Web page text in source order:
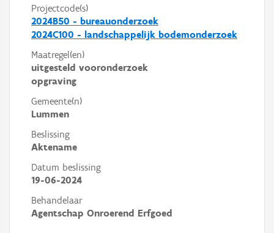
Projectcode(s)
2024B50 - bureauonderzoek
2024C100 - landschappelijk bodemonderzoek
Maatregel(en)
uitgesteld vooronderzoek
opgraving
Gemeente(n)
Lummen
Beslissing
Aktename
Datum beslissing
19-06-2024
Behandelaar
Agentschap Onroerend Erfgoed